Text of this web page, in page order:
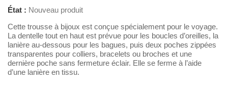
État : Nouveau produit
Cette trousse à bijoux est conçue spécialement pour le voyage.
La dentelle tout en haut est prévue pour les boucles d’oreilles, la
lanière au-dessous pour les bagues, puis deux poches zippées
transparentes pour colliers, bracelets ou broches et une
dernière poche sans fermeture éclair. Elle se ferme à l’aide
d’une lanière en tissu.